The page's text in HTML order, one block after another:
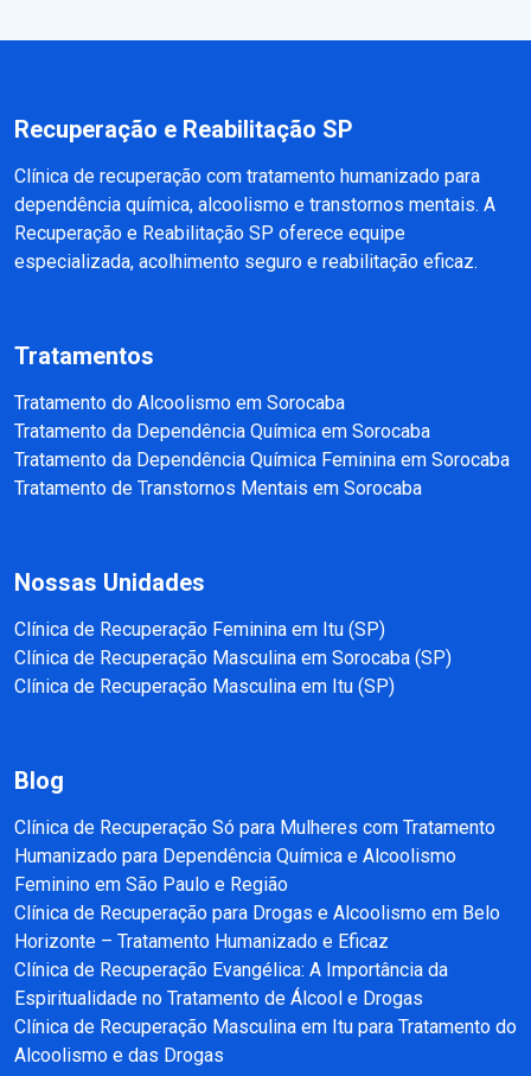
Recuperação e Reabilitação SP
Clínica de recuperação com tratamento humanizado para
dependência química, alcoolismo e transtornos mentais. A
Recuperação e Reabilitação SP oferece equipe
especializada, acolhimento seguro e reabilitação eficaz.
Tratamentos
Tratamento do Alcoolismo em Sorocaba
Tratamento da Dependência Química em Sorocaba
Tratamento da Dependência Química Feminina em Sorocaba
Tratamento de Transtornos Mentais em Sorocaba
Nossas Unidades
Clínica de Recuperação Feminina em Itu (SP)
Clínica de Recuperação Masculina em Sorocaba (SP)
Clínica de Recuperação Masculina em Itu (SP)
Blog
Clínica de Recuperação Só para Mulheres com Tratamento
Humanizado para Dependência Química e Alcoolismo
Feminino em São Paulo e Região
Clínica de Recuperação para Drogas e Alcoolismo em Belo
Horizonte – Tratamento Humanizado e Eficaz
Clínica de Recuperação Evangélica: A Importância da
Espiritualidade no Tratamento de Álcool e Drogas
Clínica de Recuperação Masculina em Itu para Tratamento do
Alcoolismo e das Drogas